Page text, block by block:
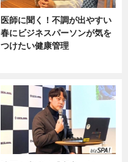
医師に聞く！不調が出やすい
春にビジネスパーソンが気を
つけたい健康管理